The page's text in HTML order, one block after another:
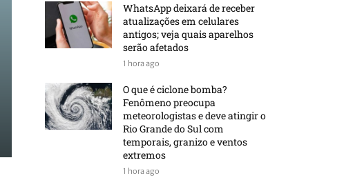
WhatsApp deixará de receber
atualizações em celulares
antigos; veja quais aparelhos
serão afetados
1 hora ago
O que é ciclone bomba?
Fenômeno preocupa
meteorologistas e deve atingir o
Rio Grande do Sul com
temporais, granizo e ventos
extremos
1 hora ago